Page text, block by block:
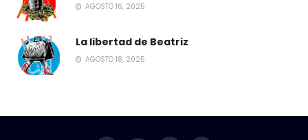
AGOSTO 16, 2025
La libertad de Beatriz
AGOSTO 18, 2025